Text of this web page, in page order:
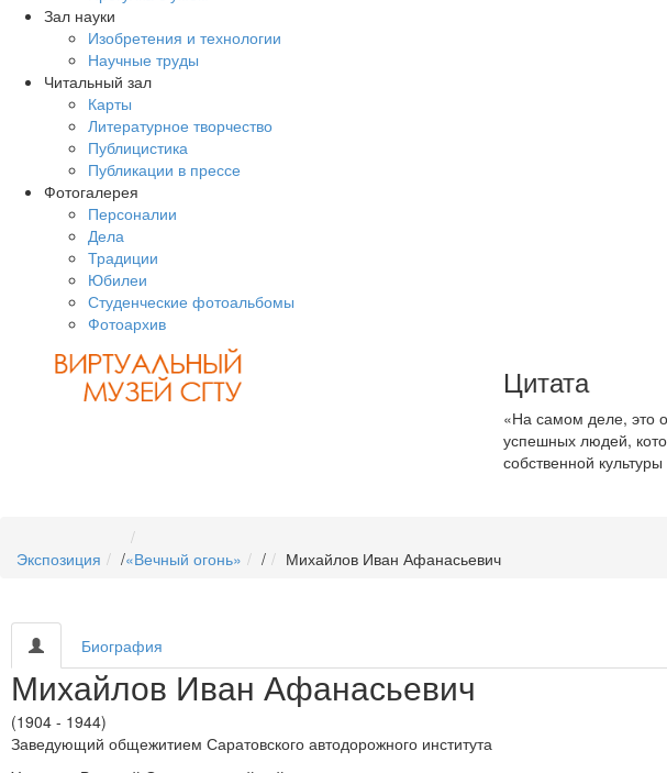
Зал науки
Изобретения и технологии
Научные труды
Читальный зал
Карты
Литературное творчество
Публицистика
Публикации в прессе
Фотогалерея
Персоналии
Дела
Традиции
Юбилеи
Студенческие фотоальбомы
Фотоархив
Цитата
«На самом деле, это
успешных людей,
собственной
Экспозиция /«Вечный огонь» / Михайлов Иван Афанасьевич
Биография
Михайлов Иван Афанасьевич
(1904 - 1944)
Заведующий общежитием Саратовского автодорожного института